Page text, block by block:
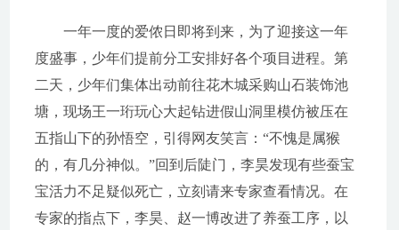
一年一度的爱侬日即将到来，为了迎接这一年
度盛事，少年们提前分工安排好各个项目进程。第
二天，少年们集体出动前往花木城采购山石装饰池
塘，现场王一珩玩心大起钻进假山洞里模仿被压在
五指山下的孙悟空，引得网友笑言：“不愧是属猴
的，有几分神似。”回到后陡门，李昊发现有些蚕宝
宝活力不足疑似死亡，立刻请来专家查看情况。在
专家的指点下，李昊、赵一博改进了养蚕工序，以